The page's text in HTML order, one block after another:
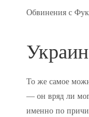
Обвинения с
То же самое
— он вряд ли мог
именно по